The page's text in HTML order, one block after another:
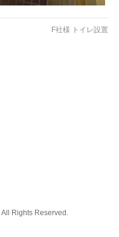
F社様 トイレ設置
All Rights Reserved.